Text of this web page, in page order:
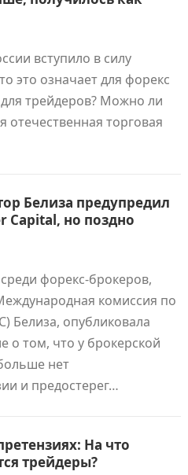
вступило в силу
это означает для форекс
трейдеров? Можно ли
отечественная торговая
Белиза предупредил
Capital, но поздно
форекс-брокеров,
комиссия по
Белиза, опубликовала
о том, что у брокерской
нет
и предостерег…
На что
трейдеры?